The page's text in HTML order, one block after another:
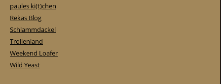
paules ki(t)chen
Rekas Blog
Schlammdackel
Trollenland
Weekend Loafer
Wild Yeast